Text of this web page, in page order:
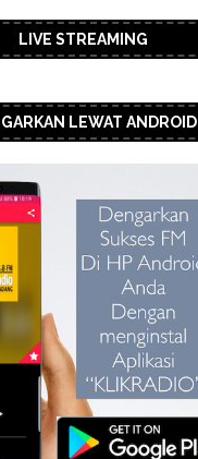
LIVE STREAMING
LEWAT ANDROID